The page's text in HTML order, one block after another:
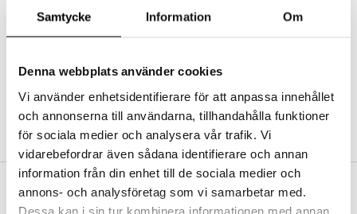
Samtycke Information Om
Denna webbplats använder cookies
Vi använder enhetsidentifierare för att anpassa innehållet
och annonserna till användarna, tillhandahålla funktioner
för sociala medier och analysera vår trafik. Vi
vidarebefordrar även sådana identifierare och annan
information från din enhet till de sociala medier och
annons- och analysföretag som vi samarbetar med.
Dessa kan i sin tur kombinera informationen med annan
Abonnemang
Bevaka produkter
Recensera produkter
SKAPA KUND
VAD KOSTAR FRAKTEN?